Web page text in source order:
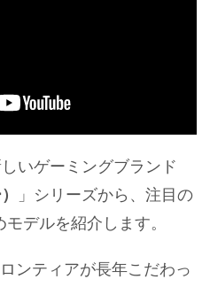
いゲーミングブランド
」シリーズから、注目の
デルを紹介します。
ンティアが長年こだわっ